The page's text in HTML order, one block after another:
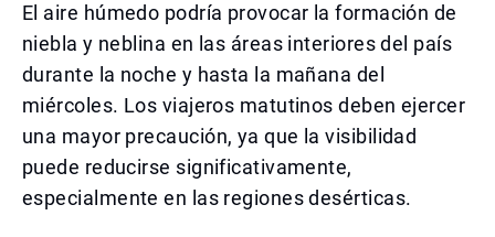
El aire húmedo podría provocar la formación de
niebla y neblina en las áreas interiores del país
durante la noche y hasta la mañana del
miércoles. Los viajeros matutinos deben ejercer
una mayor precaución, ya que la visibilidad
puede reducirse significativamente,
especialmente en las regiones desérticas.